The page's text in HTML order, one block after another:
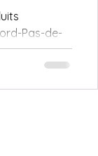
Pas-de-